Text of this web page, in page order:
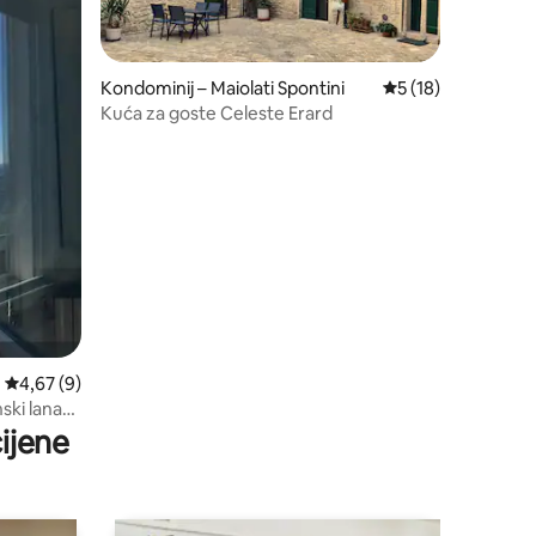
Prosječna ocjena: 4,67/5, recenzija: 9
4,67 (9)
lanac
Kondominij – Maiolati Spontini Prosječna ocjena:
5 (18)
Kuća za goste Celeste Erard